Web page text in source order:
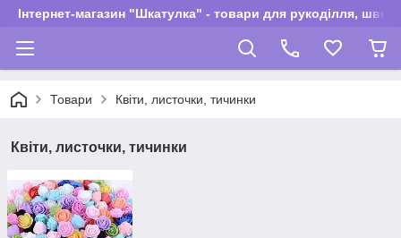
Інтернет-магазин "Шкатулка" - товари для рукоділля,
Товари Квіти, листочки, тичинки
Квіти, листочки, тичинки